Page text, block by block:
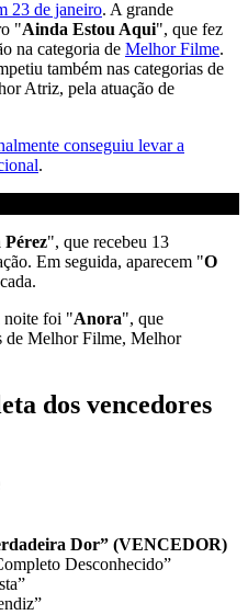
23 de janeiro. A grande
"Ainda Estou Aqui", que fez
na categoria de Melhor Filme.
também nas categorias de
Atriz, pela atuação de
conseguiu levar a
.
", que recebeu 13
Em seguida, aparecem "O
noite foi "Anora", que
de Melhor Filme, Melhor
dos vencedores
Dor” (VENCEDOR)
Desconhecido”